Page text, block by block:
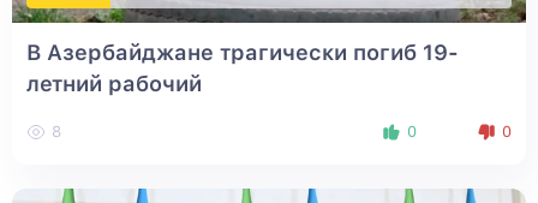
В Азербайджане трагически погиб 19-
летний рабочий
8 0 0